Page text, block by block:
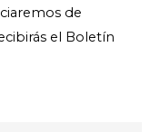
de
el Boletín